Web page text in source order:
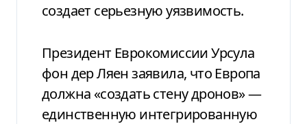
создает серьезную уязвимость.
Президент Еврокомиссии Урсула
фон дер Ляен заявила, что Европа
должна «создать стену дронов» —
единственную интегрированную